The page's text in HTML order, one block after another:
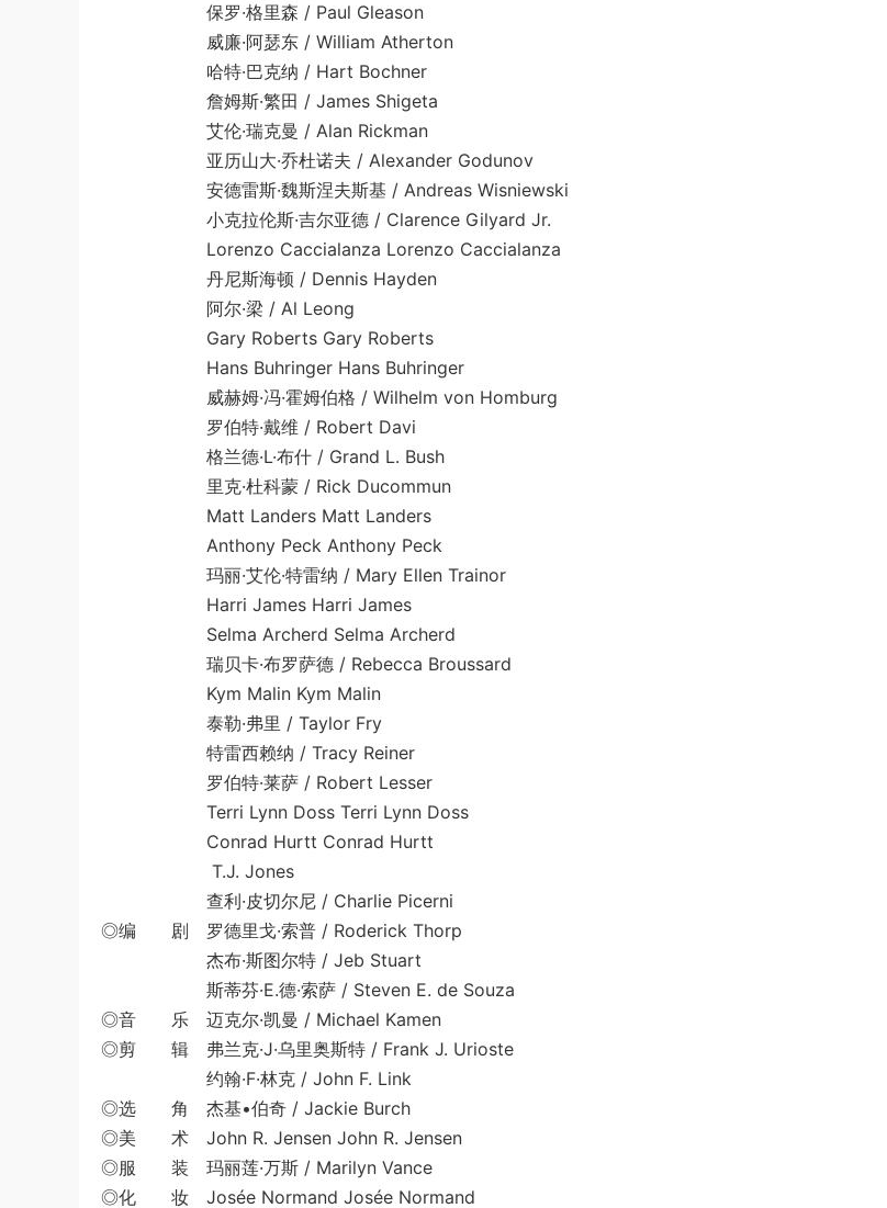
保罗·格里森 / Paul Gleason
威廉·阿瑟东 / William Atherton
哈特·巴克纳 / Hart Bochner
詹姆斯·繁田 / James Shigeta
艾伦·瑞克曼 / Alan Rickman
亚历山大·乔杜诺夫 / Alexander Godunov
安德雷斯·魏斯涅夫斯基 / Andreas Wisniewski
小克拉伦斯·吉尔亚德 / Clarence Gilyard Jr.
Lorenzo Caccialanza Lorenzo Caccialanza
丹尼斯海顿 / Dennis Hayden
阿尔·梁 / Al Leong
Gary Roberts Gary Roberts
Hans Buhringer Hans Buhringer
威赫姆·冯·霍姆伯格 / Wilhelm von Homburg
罗伯特·戴维 / Robert Davi
格兰德·L·布什 / Grand L. Bush
里克·杜科蒙 / Rick Ducommun
Matt Landers Matt Landers
Anthony Peck Anthony Peck
玛丽·艾伦·特雷纳 / Mary Ellen Trainor
Harri James Harri James
Selma Archerd Selma Archerd
瑞贝卡·布罗萨德 / Rebecca Broussard
Kym Malin Kym Malin
泰勒·弗里 / Taylor Fry
特雷西赖纳 / Tracy Reiner
罗伯特·莱萨 / Robert Lesser
Terri Lynn Doss Terri Lynn Doss
Conrad Hurtt Conrad Hurtt
T.J. Jones
查利·皮切尔尼 / Charlie Picerni
◎编 剧 罗德里戈·索普 / Roderick Thorp
杰布·斯图尔特 / Jeb Stuart
斯蒂芬·E.德·索萨 / Steven E. de Souza
◎音 乐 迈克尔·凯曼 / Michael Kamen
◎剪 辑 弗兰克·J·乌里奥斯特 / Frank J. Urioste
约翰·F·林克 / John F. Link
◎选 角 杰基•伯奇 / Jackie Burch
◎美 术 John R. Jensen John R. Jensen
◎服 装 玛丽莲·万斯 / Marilyn Vance
◎化 妆 Josée Normand Josée Normand